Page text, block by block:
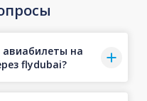
авиабилеты на
flydubai?